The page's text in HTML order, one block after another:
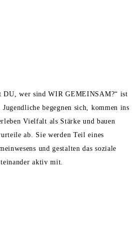
DU, wer sind WIR GEMEINSAM?“ ist
begegnen sich, kommen ins
Vielfalt als Stärke und bauen
ab. Sie werden Teil eines
und gestalten das soziale
aktiv mit.